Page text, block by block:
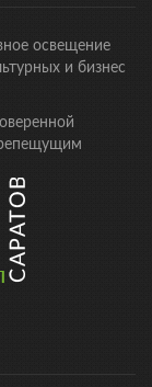
освещение
и бизнес